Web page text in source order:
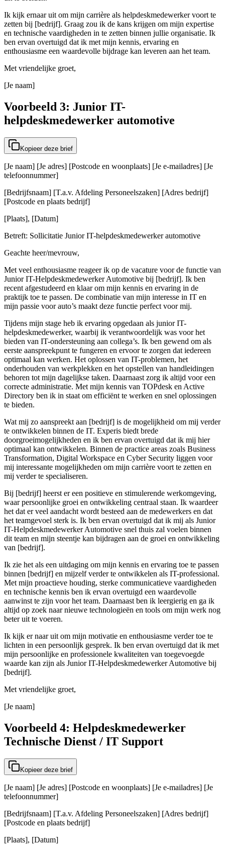
Ik kijk ernaar uit om mijn carrière als helpdeskmedewerker voort te
zetten bij [bedrijf]. Graag zou ik de kans krijgen om mijn expertise
en technische vaardigheden in te zetten binnen jullie organisatie. Ik
ben ervan overtuigd dat ik met mijn kennis, ervaring en
enthousiasme een waardevolle bijdrage kan leveren aan het team.
Met vriendelijke groet,
[Je naam]
Voorbeeld 3: Junior IT-
helpdeskmedewerker automotive
Kopieer deze brief
[Je naam] [Je adres] [Postcode en woonplaats] [Je e-mailadres] [Je
telefoonnummer]
[Bedrijfsnaam] [T.a.v. Afdeling Personeelszaken] [Adres bedrijf]
[Postcode en plaats bedrijf]
[Plaats], [Datum]
Betreft: Sollicitatie Junior IT-helpdeskmedewerker automotive
Geachte heer/mevrouw,
Met veel enthousiasme reageer ik op de vacature voor de functie van
Junior IT-Helpdeskmedewerker Automotive bij [bedrijf]. Ik ben
recent afgestudeerd en klaar om mijn kennis en ervaring in de
praktijk toe te passen. De combinatie van mijn interesse in IT en
mijn passie voor auto’s maakt deze functie perfect voor mij.
Tijdens mijn stage heb ik ervaring opgedaan als junior IT-
helpdeskmedewerker, waarbij ik verantwoordelijk was voor het
bieden van IT-ondersteuning aan collega’s. Ik ben gewend om als
eerste aanspreekpunt te fungeren en ervoor te zorgen dat iedereen
optimaal kan werken. Het oplossen van IT-problemen, het
onderhouden van werkplekken en het opstellen van handleidingen
behoren tot mijn dagelijkse taken. Daarnaast zorg ik altijd voor een
correcte administratie. Met mijn kennis van TOPdesk en Active
Directory ben ik in staat om efficiënt te werken en snel oplossingen
te bieden.
Wat mij zo aanspreekt aan [bedrijf] is de mogelijkheid om mij verder
te ontwikkelen binnen de IT. Experis biedt brede
doorgroeimogelijkheden en ik ben ervan overtuigd dat ik mij hier
optimaal kan ontwikkelen. Binnen de practice areas zoals Business
Transformation, Digital Workspace en Cyber Security liggen voor
mij interessante mogelijkheden om mijn carrière voort te zetten en
mij verder te specialiseren.
Bij [bedrijf] heerst er een positieve en stimulerende werkomgeving,
waar persoonlijke groei en ontwikkeling centraal staan. Ik waardeer
het dat er veel aandacht wordt besteed aan de medewerkers en dat
het teamgevoel sterk is. Ik ben ervan overtuigd dat ik mij als Junior
IT-Helpdeskmedewerker Automotive snel thuis zal voelen binnen
dit team en mijn steentje kan bijdragen aan de groei en ontwikkeling
van [bedrijf].
Ik zie het als een uitdaging om mijn kennis en ervaring toe te passen
binnen [bedrijf] en mijzelf verder te ontwikkelen als IT-professional.
Met mijn proactieve houding, sterke communicatieve vaardigheden
en technische kennis ben ik ervan overtuigd een waardevolle
aanwinst te zijn voor het team. Daarnaast ben ik leergierig en ga ik
altijd op zoek naar nieuwe technologieën en tools om mijn werk nog
beter uit te voeren.
Ik kijk er naar uit om mijn motivatie en enthousiasme verder toe te
lichten in een persoonlijk gesprek. Ik ben ervan overtuigd dat ik met
mijn persoonlijke en professionele kwaliteiten van toegevoegde
waarde kan zijn als Junior IT-Helpdeskmedewerker Automotive bij
[bedrijf].
Met vriendelijke groet,
[Je naam]
Voorbeeld 4: Helpdeskmedewerker
Technische Dienst / IT Support
Kopieer deze brief
[Je naam] [Je adres] [Postcode en woonplaats] [Je e-mailadres] [Je
telefoonnummer]
[Bedrijfsnaam] [T.a.v. Afdeling Personeelszaken] [Adres bedrijf]
[Postcode en plaats bedrijf]
[Plaats], [Datum]